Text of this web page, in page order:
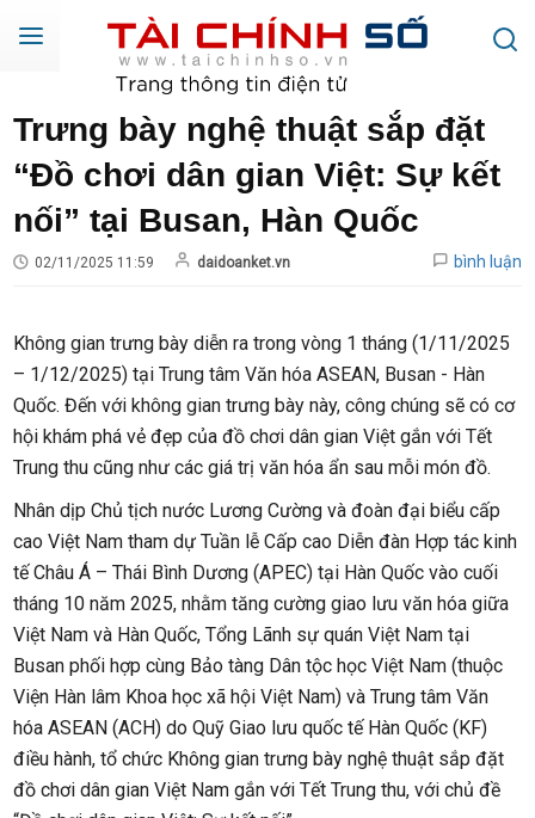
Trưng bày nghệ thuật sắp đặt
“Đồ chơi dân gian Việt: Sự kết
nối” tại Busan, Hàn Quốc
02/11/2025 11:59 daidoanket.vn bình luận
Không gian trưng bày diễn ra trong vòng 1 tháng (1/11/2025
– 1/12/2025) tại Trung tâm Văn hóa ASEAN, Busan - Hàn
Quốc. Đến với không gian trưng bày này, công chúng sẽ có cơ
hội khám phá vẻ đẹp của đồ chơi dân gian Việt gắn với Tết
Trung thu cũng như các giá trị văn hóa ẩn sau mỗi món đồ.
Nhân dịp Chủ tịch nước Lương Cường và đoàn đại biểu cấp
cao Việt Nam tham dự Tuần lễ Cấp cao Diễn đàn Hợp tác kinh
tế Châu Á – Thái Bình Dương (APEC) tại Hàn Quốc vào cuối
tháng 10 năm 2025, nhằm tăng cường giao lưu văn hóa giữa
Việt Nam và Hàn Quốc, Tổng Lãnh sự quán Việt Nam tại
Busan phối hợp cùng Bảo tàng Dân tộc học Việt Nam (thuộc
Viện Hàn lâm Khoa học xã hội Việt Nam) và Trung tâm Văn
hóa ASEAN (ACH) do Quỹ Giao lưu quốc tế Hàn Quốc (KF)
điều hành, tổ chức Không gian trưng bày nghệ thuật sắp đặt
đồ chơi dân gian Việt Nam gắn với Tết Trung thu, với chủ đề